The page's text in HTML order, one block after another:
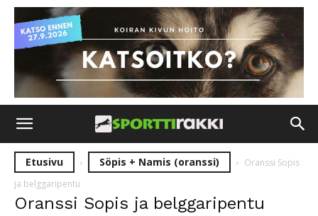
Etusivu Söpis + Namis (oranssi)
Oranssi Sopis
ja belggaripentu
Oranssi Sopis ja belggaripentu